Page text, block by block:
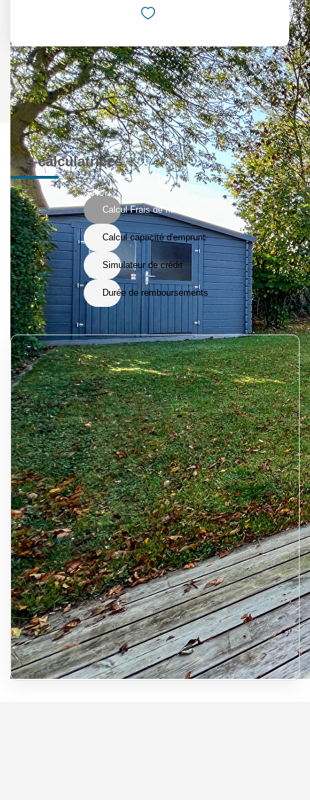
Les calculatrices
Calcul Frais de notaire
Calcul capacité d'emprunt
Simulateur de crédit
Durée de remboursements